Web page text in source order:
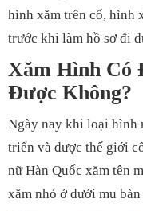
hình xăm trên cổ, hình
trước khi làm hồ sơ đi
Xăm Hình Có
Được Không?
Ngày nay khi loại hình
triển và được thế giới
nữ Hàn Quốc xăm tên
xăm nhỏ ở dưới mu bàn